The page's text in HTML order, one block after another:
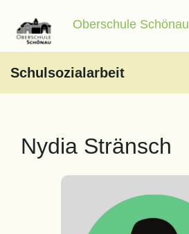
Oberschule Schönau
Schulsozialarbeit
Nydia Stränsch